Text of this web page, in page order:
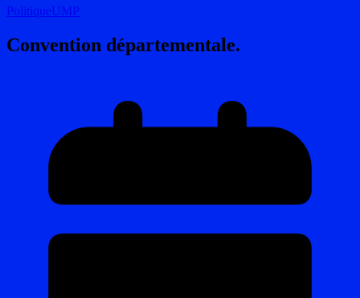
PolitiqueUMP
Convention départementale.